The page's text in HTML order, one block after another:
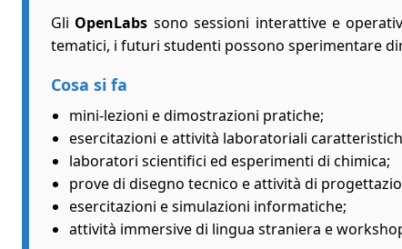
Gli OpenLabs sono sessioni interattive e
tematici, i futuri studenti possono sperimentare
Cosa si fa
mini-lezioni e dimostrazioni pratiche;
esercitazioni e attività laboratoriali
laboratori scientifici ed esperimenti di chimica;
prove di disegno tecnico e attività di
esercitazioni e simulazioni informatiche;
attività immersive di lingua straniera e